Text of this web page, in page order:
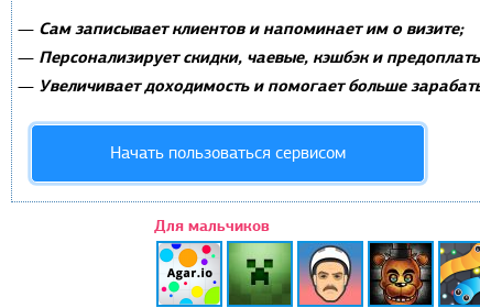
— Сам записывает клиентов и напоминает им о визите;
— Персонализирует скидки, чаевые, кэшбэк и
— Увеличивает доходимость и помогает больше
Начать пользоваться сервисом
Для мальчиков